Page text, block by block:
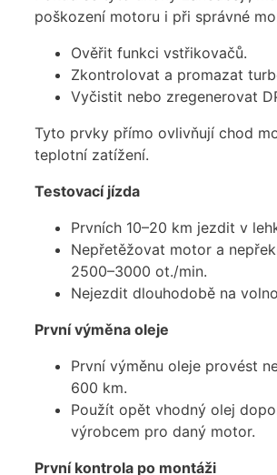
poškození motoru i při správné
Ověřit funkci vstřikovačů.
Zkontrolovat a promazat
Vyčistit nebo zregenerovat
Tyto prvky přímo ovlivňují chod
teplotní zatížení.
Testovací jízda
Prvních 10–20 km jezdit v
Nepřetěžovat motor a
2500–3000 ot./min.
Nejezdit dlouhodobě na
První výměna oleje
První výměnu oleje provést
600 km.
Použít opět vhodný olej
výrobcem pro daný motor.
První kontrola po montáži